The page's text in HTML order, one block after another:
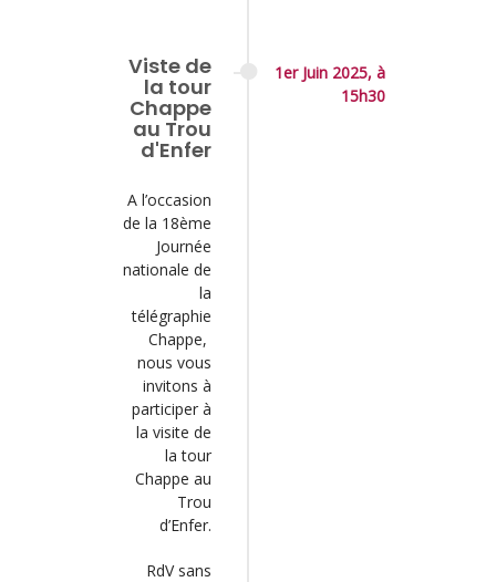
1er Juin 2025, à
15h30
Viste de
la tour
Chappe
au Trou
d'Enfer
A l’occasion
de la 18ème
Journée
nationale de
la
télégraphie
Chappe,
nous vous
invitons à
participer à
la visite de
la tour
Chappe au
Trou
d’Enfer.
RdV sans